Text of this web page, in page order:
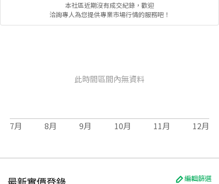
本社區近期沒有成交紀錄，歡迎
洽詢專人為您提供專業市場行情的服務吧！
此時間區間內無資料
7月 8月 9月 10月 11月 12月
編輯篩選